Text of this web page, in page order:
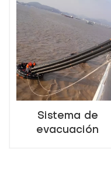
Sistema de
evacuación